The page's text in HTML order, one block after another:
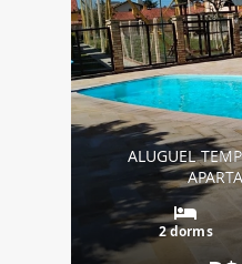
ALUGUEL
2 dorms